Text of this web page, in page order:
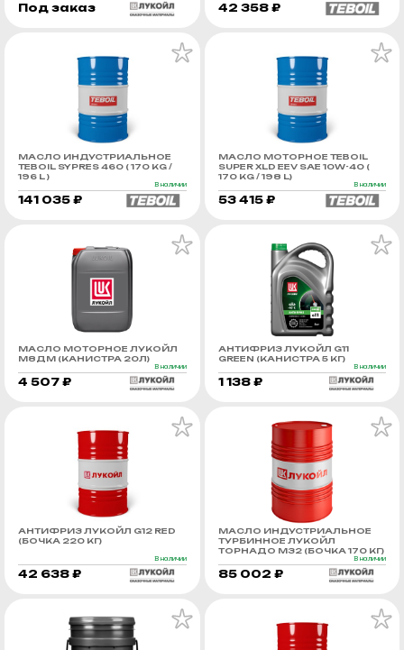
Под заказ 42 358 ₽
МАСЛО ИНДУСТРИАЛЬНОЕ
TEBOIL SYPRES 460 ( 170 KG /
196 L )
В наличии
141 035 ₽
МАСЛО МОТОРНОЕ TEBOIL
SUPER XLD EEV SAE 10W-40 (
170 KG / 198 L)
В наличии
53 415 ₽
МАСЛО МОТОРНОЕ ЛУКОЙЛ
М8ДМ (КАНИСТРА 20Л)
В наличии
4 507 ₽
АНТИФРИЗ ЛУКОЙЛ G11
GREEN (КАНИСТРА 5 КГ)
В наличии
1 138 ₽
АНТИФРИЗ ЛУКОЙЛ G12 RED
(БОЧКА 220 КГ)
В наличии
42 638 ₽
МАСЛО ИНДУСТРИАЛЬНОЕ
ТУРБИННОЕ ЛУКОЙЛ
ТОРНАДО М32 (БОЧКА 170 КГ)
В наличии
85 002 ₽